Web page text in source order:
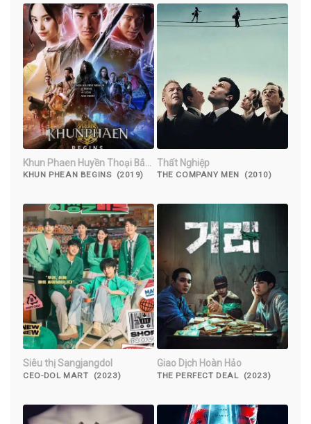
Khun Phaen Huyền Thoại Bắt
Đầu
KHUN PHEAN BEGINS (2019)
Thất Nghiệp
THE COMPANY MEN (2010)
Siêu thị Sangjangdol
CEO-DOL MART (2023)
Giao Dịch Hoàn Hảo
THE PERFECT DEAL (2023)